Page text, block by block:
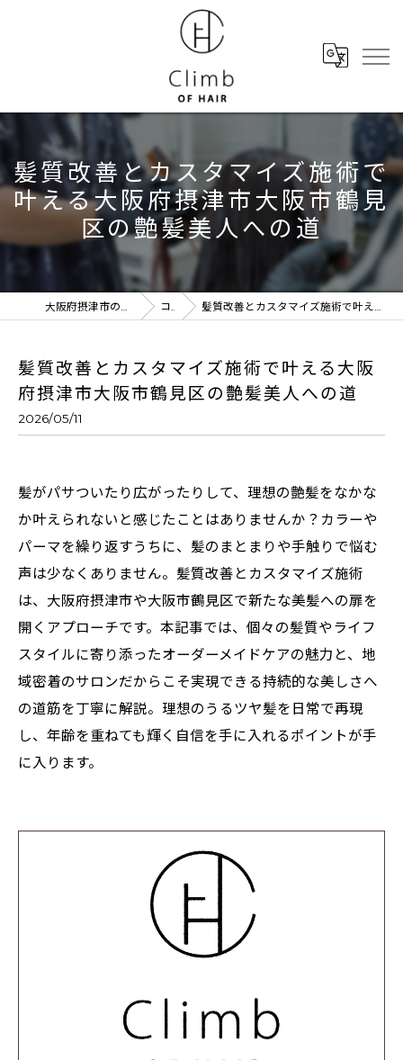
髪質改善とカスタマイズ施術で
叶える大阪府摂津市大阪市鶴見
区の艶髪美人への道
大阪府摂津市の美容室ならClimb of hair コラム 髪質改善とカスタマイズ施術で叶える大阪府摂津市大阪市鶴見区の艶髪美人への道
髪質改善とカスタマイズ施術で叶える大阪
府摂津市大阪市鶴見区の艶髪美人への道
2026/05/11
髪がパサついたり広がったりして、理想の艶髪をなかな
か叶えられないと感じたことはありませんか？カラーや
パーマを繰り返すうちに、髪のまとまりや手触りで悩む
声は少なくありません。髪質改善とカスタマイズ施術
は、大阪府摂津市や大阪市鶴見区で新たな美髪への扉を
開くアプローチです。本記事では、個々の髪質やライフ
スタイルに寄り添ったオーダーメイドケアの魅力と、地
域密着のサロンだからこそ実現できる持続的な美しさへ
の道筋を丁寧に解説。理想のうるツヤ髪を日常で再現
し、年齢を重ねても輝く自信を手に入れるポイントが手
に入ります。